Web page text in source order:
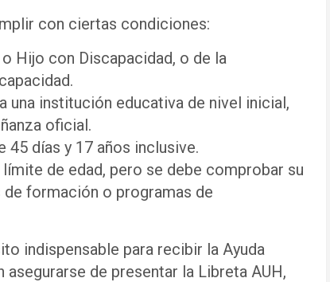
con ciertas condiciones:
Hijo con Discapacidad, o de la
institución educativa de nivel inicial,
oficial.
45 días y 17 años inclusive.
de edad, pero se debe comprobar su
formación o programas de
indispensable para recibir la Ayuda
de presentar la Libreta AUH,